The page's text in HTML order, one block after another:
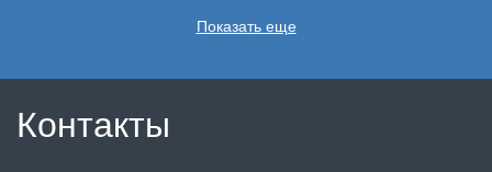
Показать еще
Контакты